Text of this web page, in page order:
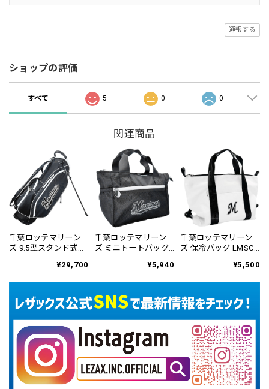
通報する
ショップの評価
すべて 5 0 0
関連商品
千葉ロッテマリーン
ズ 9.5型スタンド式キ
¥29,700
千葉ロッテマリーン
ズ ミニトートバッグ
¥5,940
千葉ロッテマリーン
ズ 保冷バッグ LMSC-
¥5,500